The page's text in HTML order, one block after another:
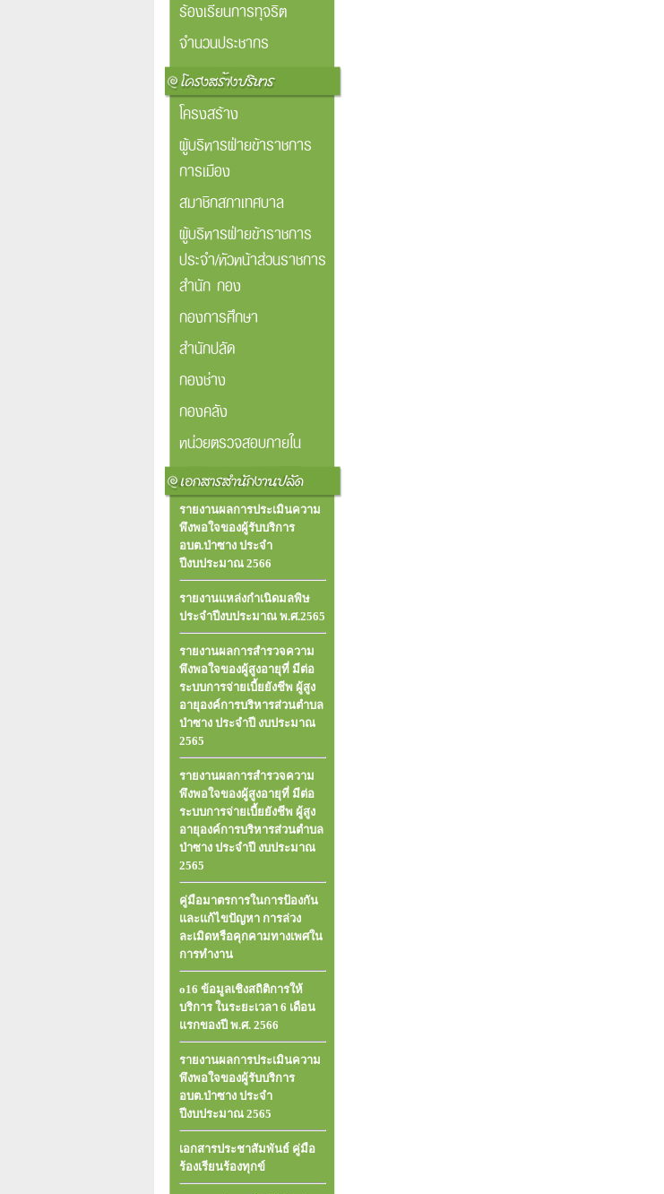
ร้องเรียนการทุจริต
จำนวนประชากร
โครงสร้าง
ผู้บริหารฝ่ายข้าราชการ
การเมือง
สมาชิกสภาเทศบาล
ผู้บริหารฝ่ายข้าราชการ
ประจำ/หัวหน้าส่วนราชการ
สำนัก กอง
กองการศึกษา
สำนักปลัด
กองช่าง
กองคลัง
หน่วยตรวจสอบภายใน
รายงานผลการประเมินความ
พึงพอใจของผู้รับบริการ
อบต.ป่าซาง ประจำ
ปีงบประมาณ 2566
รายงานแหล่งกำเนิดมลพิษ
ประจำปีงบประมาณ พ.ศ.2565
รายงานผลการสำรวจความ
พึงพอใจของผู้สูงอายุที่ มีต่อ
ระบบการจ่ายเบี้ยยังชีพ ผู้สูง
อายุองค์การบริหารส่วนตําบล
ป่าซาง ประจําปี งบประมาณ
2565
รายงานผลการสำรวจความ
พึงพอใจของผู้สูงอายุที่ มีต่อ
ระบบการจ่ายเบี้ยยังชีพ ผู้สูง
อายุองค์การบริหารส่วนตําบล
ป่าซาง ประจําปี งบประมาณ
2565
คู่มือมาตรการในการป้องกัน
และแก้ไขปัญหา การล่วง
ละเมิดหรือคุกคามทางเพศใน
การทำงาน
o16 ข้อมูลเชิงสถิติการให้
บริการ ในระยะเวลา 6 เดือน
แรกของปี พ.ศ. 2566
รายงานผลการประเมินความ
พึงพอใจของผู้รับบริการ
อบต.ป่าซาง ประจำ
ปีงบประมาณ 2565
เอกสารประชาสัมพันธ์ คู่มือ
ร้องเรียนร้องทุกข์